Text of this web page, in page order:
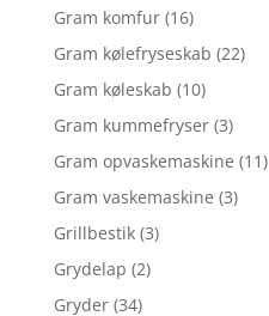
Gram komfur (16)
Gram kølefryseskab (22)
Gram køleskab (10)
Gram kummefryser (3)
Gram opvaskemaskine (11)
Gram vaskemaskine (3)
Grillbestik (3)
Grydelap (2)
Gryder (34)